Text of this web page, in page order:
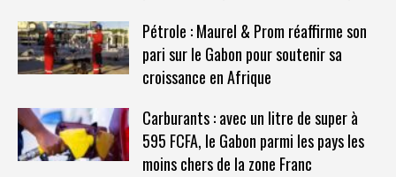
Pétrole : Maurel & Prom réaffirme son
pari sur le Gabon pour soutenir sa
croissance en Afrique
Carburants : avec un litre de super à
595 FCFA, le Gabon parmi les pays les
moins chers de la zone Franc